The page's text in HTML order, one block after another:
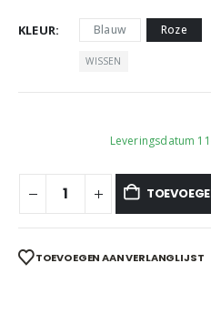
KLEUR Blauw Roze
WISSEN
Leveringsdatum
TOEVOEGEN AAN VERLANGLIJST